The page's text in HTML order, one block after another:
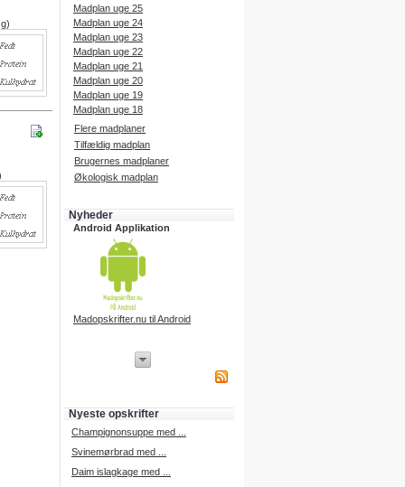
Madplan uge 25
Madplan uge 24
Madplan uge 23
Madplan uge 22
Madplan uge 21
Madplan uge 20
Madplan uge 19
Madplan uge 18
Flere madplaner
Tilfældig madplan
Brugernes madplaner
Økologisk madplan
Nyheder
Android Applikation
Madopskrifter.nu til Android
iPhone udvikling
Nyeste opskrifter
Champignonsuppe med ...
Svinemørbrad med ...
Daim islagkage med ...